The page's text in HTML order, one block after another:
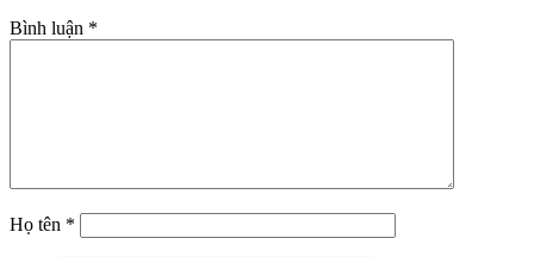
Bình luận *
Họ tên *